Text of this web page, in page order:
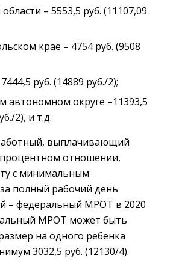
– 5553,5 руб. (11107,09
крае – 4754 руб. (9508
руб. (14889 руб./2);
автономном округе –11393,5
2), и т.д.
выплачивающий
отношении,
с минимальным
полный рабочий день
– федеральный МРОТ в 2020
МРОТ может быть
на одного ребенка
3032,5 руб. (12130/4).